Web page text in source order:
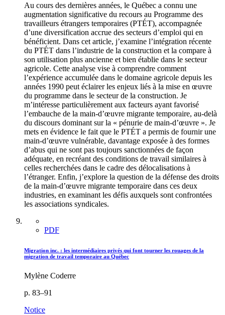
Au cours des dernières années, le Québec a connu une
augmentation significative du recours au Programme des
travailleurs étrangers temporaires (PTÉT), accompagnée
d’une diversification accrue des secteurs d’emploi qui en
bénéficient. Dans cet article, j’examine l’intégration récente
du PTÉT dans l’industrie de la construction et la compare à
son utilisation plus ancienne et bien établie dans le secteur
agricole. Cette analyse vise à comprendre comment
l’expérience accumulée dans le domaine agricole depuis les
années 1990 peut éclairer les enjeux liés à la mise en œuvre
du programme dans le secteur de la construction. Je
m’intéresse particulièrement aux facteurs ayant favorisé
l’embauche de la main-d’œuvre migrante temporaire, au-delà
du discours dominant sur la « pénurie de main-d’œuvre ». Je
mets en évidence le fait que le PTÉT a permis de fournir une
main-d’œuvre vulnérable, davantage exposée à des formes
d’abus qui ne sont pas toujours sanctionnées de façon
adéquate, en recréant des conditions de travail similaires à
celles recherchées dans le cadre des délocalisations à
l’étranger. Enfin, j’explore la question de la défense des droits
de la main-d’œuvre migrante temporaire dans ces deux
industries, en examinant les défis auxquels sont confrontées
les associations syndicales.
PDF
Migration inc. : les intermédiaires privés qui font tourner les rouages de la
migration de travail temporaire au Québec
Mylène Coderre
p. 83–91
Notice